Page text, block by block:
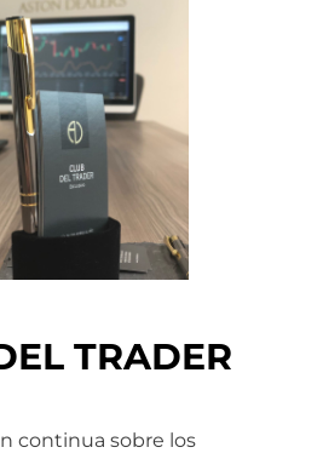
TRADER
continua sobre los